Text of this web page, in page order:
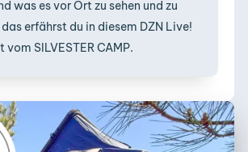
was es vor Ort zu sehen und zu
erfährst du in diesem DZN Live!
SILVESTER CAMP.